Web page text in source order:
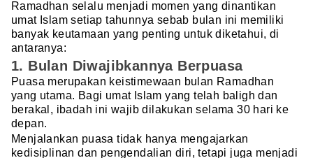
Ramadhan selalu menjadi momen yang dinantikan
umat Islam setiap tahunnya sebab bulan ini memiliki
banyak keutamaan yang penting untuk diketahui, di
antaranya:
1. Bulan Diwajibkannya Berpuasa
Puasa merupakan keistimewaan bulan Ramadhan
yang utama. Bagi umat Islam yang telah baligh dan
berakal, ibadah ini wajib dilakukan selama 30 hari ke
depan.
Menjalankan puasa tidak hanya mengajarkan
kedisiplinan dan pengendalian diri, tetapi juga menjadi